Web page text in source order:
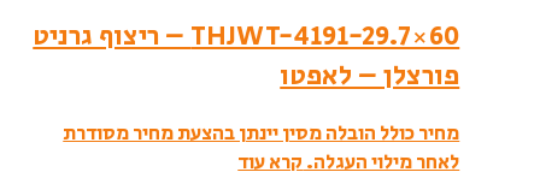
THJWT-4191-29.7×60 – ריצוף גרניט
פורצלן – לאפטו
מחיר כולל הובלה מסין יינתן בהצעת מחיר מסודרת
לאחר מילוי העגלה. קרא עוד